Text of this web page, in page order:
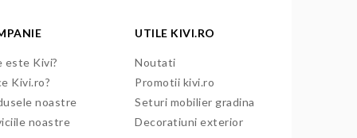
este Kivi?
Kivi.ro?
noastre
noastre
UTILE KIVI.RO
Noutati
Promotii kivi.ro
Seturi mobilier gradina
Decoratiuni exterior